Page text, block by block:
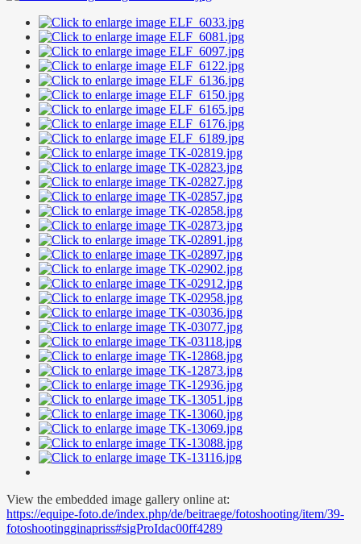
View the embedded image gallery online at:
https://equipe-foto.de/index.php/de/beitraege/fotoshooting/item/39-
fotoshootingginapriss#sigProIdac00ff4289